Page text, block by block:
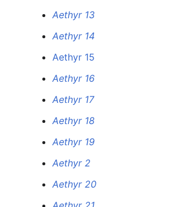
Aethyr 13
Aethyr 14
Aethyr 15
Aethyr 16
Aethyr 17
Aethyr 18
Aethyr 19
Aethyr 2
Aethyr 20